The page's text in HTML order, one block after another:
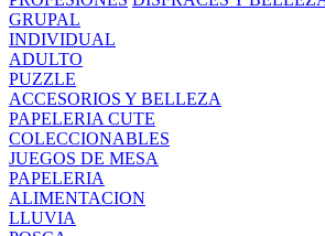
GRUPAL
INDIVIDUAL
ADULTO
PUZZLE
ACCESORIOS Y BELLEZA
PAPELERIA CUTE
COLECCIONABLES
JUEGOS DE MESA
PAPELERIA
ALIMENTACION
LLUVIA